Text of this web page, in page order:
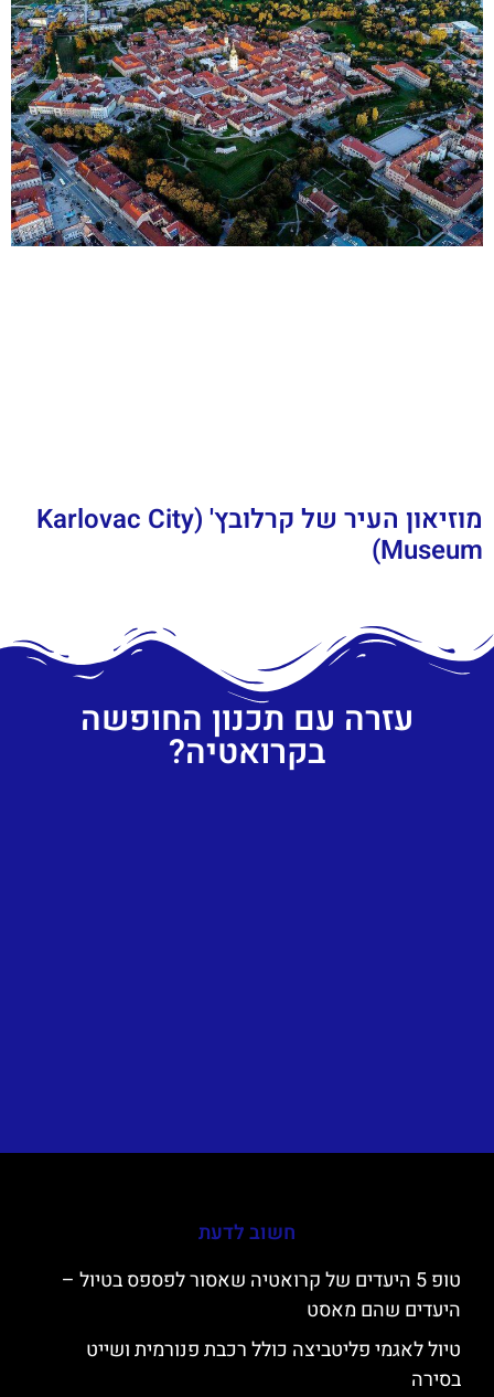
מוזיאון העיר של קרלובץ' (Karlovac City
Museum)
עזרה עם תכנון החופשה
בקרואטיה?
חשוב לדעת
טופ 5 היעדים של קרואטיה שאסור לפספס בטיול –
היעדים שהם מאסט
טיול לאגמי פליטביצה כולל רכבת פנורמית ושייט
בסירה